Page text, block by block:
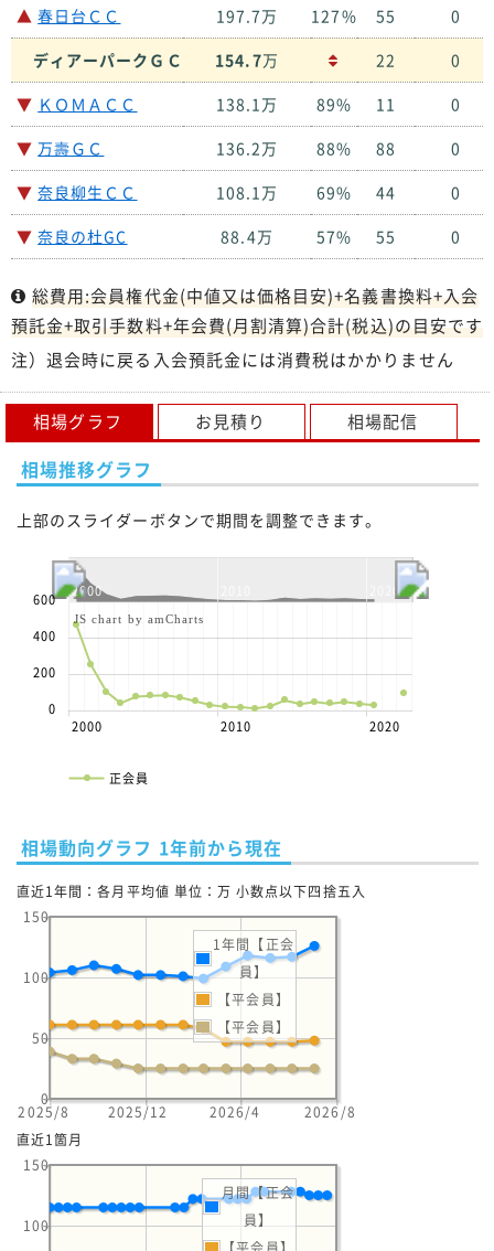
▲ 春日台ＣＣ 197.7万 127% 55
0
ディアーパークＧＣ
154.7万 22
0
▼ ＫＯＭＡＣＣ 138.1万 89% 11
0
▼ 万壽ＧＣ 136.2万 88% 88
0
▼ 奈良柳生ＣＣ 108.1万 69% 44
0
▼ 奈良の杜GC 88.4万 57% 55 0
総費用:会員権代金(中値又は価格目安)+名義書換料+入会
預託金+取引手数料+年会費(月割清算)合計(税込)の目安です
注）退会時に戻る入会預託金には消費税はかかりません
相場グラフ お見積り 相場配信
相場推移グラフ
上部のスライダーボタンで期間を調整できます。
2000 2020
2000 2010 2020
0
200
400
600
JS chart by amCharts
正会員
相場動向グラフ 1年前から現在
直近1年間：各月平均値 単位：万 小数点以下四捨五入
2025/8 2025/12 2026/4 2026/8
0
50
100
150
1年間【正会
員】
【平会員】
【平会員】
直近1箇月
100
150
月間【正会
員】